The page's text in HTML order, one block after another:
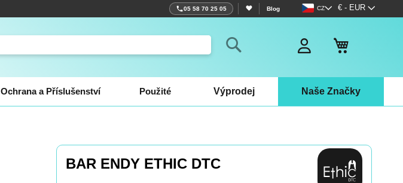
Měna
€ - EUR
Jazyk
CZ
05 58 70 25 05 Blog
Ochrana a Příslušenství Použité Výprodej Naše Značky
BAR ENDY ETHIC DTC